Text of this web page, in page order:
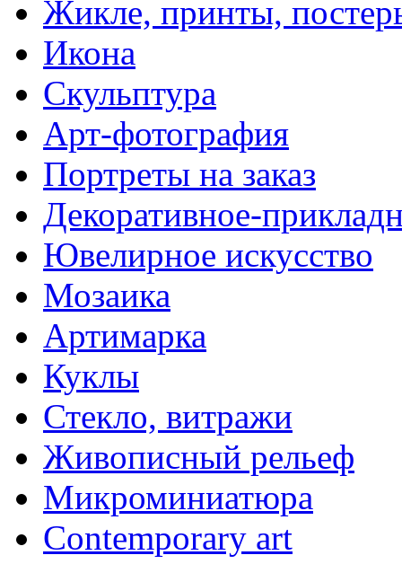
Жикле, принты,
Икона
Скульптура
Арт-фотография
Портреты на заказ
Декоративное-
Ювелирное искусство
Мозаика
Артимарка
Куклы
Стекло, витражи
Живописный рельеф
Микроминиатюра
Contemporary art